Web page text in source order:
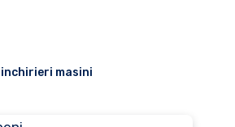
masini